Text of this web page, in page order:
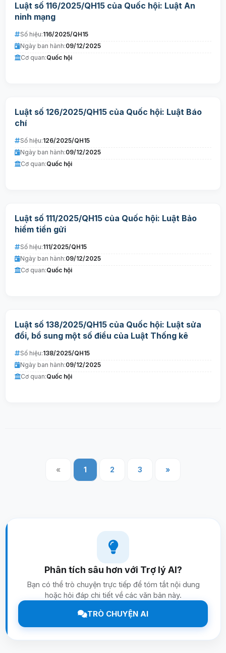
Luật số 116/2025/QH15 của Quốc hội: Luật An
ninh mạng
Số hiệu:116/2025/QH15
Ngày ban hành:09/12/2025
Cơ quan:Quốc hội
Luật số 126/2025/QH15 của Quốc hội: Luật Báo
chí
Số hiệu:126/2025/QH15
Ngày ban hành:09/12/2025
Cơ quan:Quốc hội
Luật số 111/2025/QH15 của Quốc hội: Luật Bảo
hiểm tiền gửi
Số hiệu:111/2025/QH15
Ngày ban hành:09/12/2025
Cơ quan:Quốc hội
Luật số 138/2025/QH15 của Quốc hội: Luật sửa
đổi, bổ sung một số điều của Luật Thống kê
Số hiệu:138/2025/QH15
Ngày ban hành:09/12/2025
Cơ quan:Quốc hội
« 1 2 3 »
Phân tích sâu hơn với Trợ lý AI?
Bạn có thể trò chuyện trực tiếp để tóm tắt nội dung
hoặc hỏi đáp chi tiết về các văn bản này.
TRÒ CHUYỆN AI